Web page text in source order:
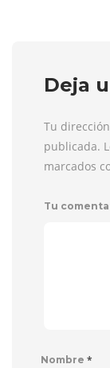
Deja
Tu
publicada.
marcados
Tu
Nombre *